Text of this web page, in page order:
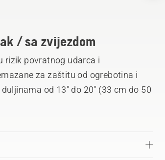
/ sa zvijezdom
rizik povratnog udarca i
za zaštitu od ogrebotina i
od 13" do 20" (33 cm do 50